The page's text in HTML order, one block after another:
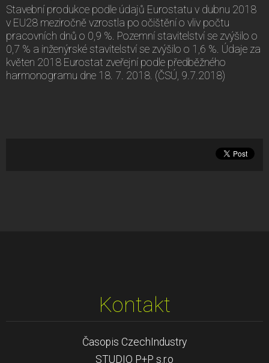
Stavební produkce podle údajů Eurostatu v dubnu 2018
v EU28 meziročně vzrostla po očištění o vliv počtu
pracovních dnů o 0,9 %. Pozemní stavitelství se zvýšilo o
0,7 % a inženýrské stavitelství se zvýšilo o 1,6 %. Údaje za
květen 2018 Eurostat zveřejní podle předběžného
harmonogramu dne 18. 7. 2018. (ČSÚ, 9.7.2018)
Kontakt
Časopis CzechIndustry
STUDIO P+P s.r.o